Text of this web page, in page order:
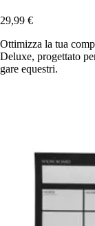
29,99 €
Ottimizza la tua
Deluxe, progettato
gare equestri.